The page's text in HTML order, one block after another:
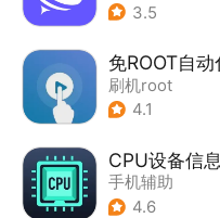
3.5
免ROOT自动
刷机root
4.1
CPU设备信息
手机辅助
4.6